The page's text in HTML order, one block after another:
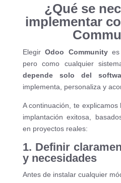
¿Qué se
implementar
ElegirOdoo Communityes
pero como cualquier
depende solo del
implementa, personaliza y
A continuación, te
implantación exitosa,
en proyectos reales:
1. Definir
y necesidades
Antes de instalar cualquier